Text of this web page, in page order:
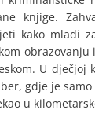
knjige.
kako mladi
U
gdje je
u